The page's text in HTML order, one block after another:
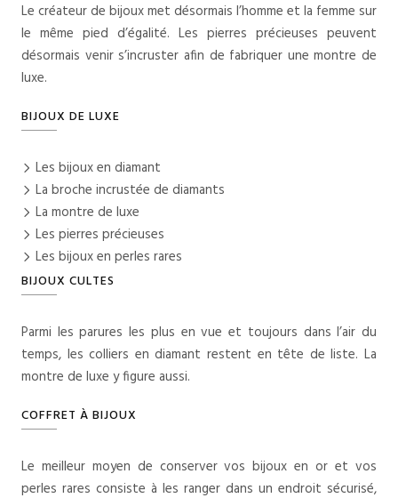
Le créateur de bijoux met désormais l’homme et la femme sur
le même pied d’égalité. Les pierres précieuses peuvent
désormais venir s’incruster afin de fabriquer une montre de
luxe.
BIJOUX DE LUXE
Les bijoux en diamant
La broche incrustée de diamants
La montre de luxe
Les pierres précieuses
Les bijoux en perles rares
BIJOUX CULTES
Parmi les parures les plus en vue et toujours dans l’air du
temps, les colliers en diamant restent en tête de liste. La
montre de luxe y figure aussi.
COFFRET À BIJOUX
Le meilleur moyen de conserver vos bijoux en or et vos
perles rares consiste à les ranger dans un endroit sécurisé,